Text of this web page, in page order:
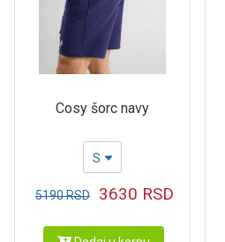
Cosy šorc navy
S
5190RSD 3630 RSD